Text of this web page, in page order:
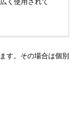
す。その場合は個別